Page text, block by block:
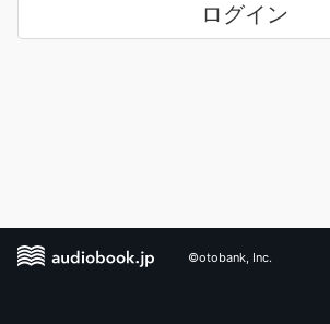
ログイン
©otobank, Inc.